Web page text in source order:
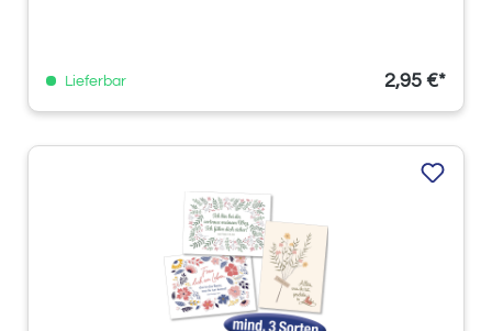
Lieferbar 2,95 €*